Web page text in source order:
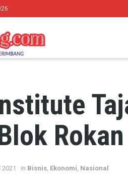
Rokan
2021 in Bisnis Ekonomi Nasional